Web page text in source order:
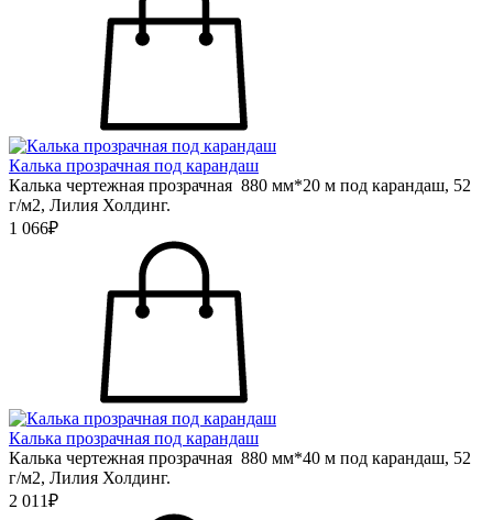
Калька прозрачная под карандаш
Калька чертежная прозрачная 880 мм*20 м под карандаш, 52
г/м2, Лилия Холдинг.
1 066₽
Калька прозрачная под карандаш
Калька чертежная прозрачная 880 мм*40 м под карандаш, 52
г/м2, Лилия Холдинг.
2 011₽